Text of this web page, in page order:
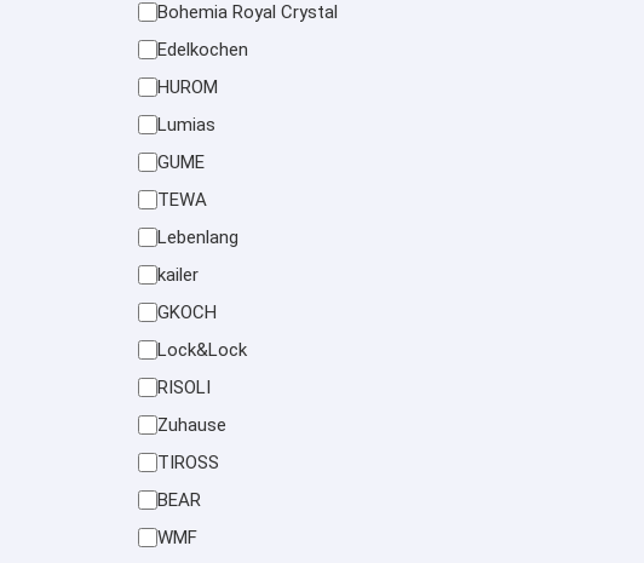
Bohemia Royal Crystal
Edelkochen
HUROM
Lumias
GUME
TEWA
Lebenlang
kailer
GKOCH
Lock&Lock
RISOLI
Zuhause
TIROSS
BEAR
WMF